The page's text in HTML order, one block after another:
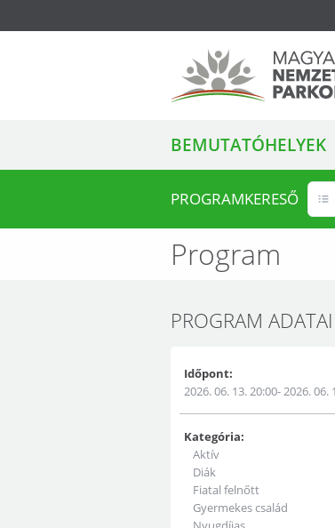
Magyar Nemzeti
Parkok
ALMENÜ
BEMUTATÓHELYEK
PROGRAMKERESŐ
Program
PROGRAM ADATAI
Időpont:
2026. 06. 13. 20:00- 2026. 06.
Kategória:
Aktív
Diák
Fiatal felnőtt
Gyermekes család